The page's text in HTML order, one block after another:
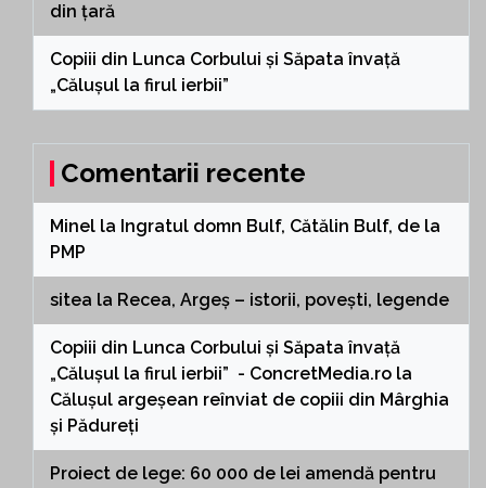
din țară
Copiii din Lunca Corbului și Săpata învață
„Călușul la firul ierbii”
Comentarii recente
Minel la Ingratul domn Bulf, Cătălin Bulf, de la
PMP
sitea la Recea, Argeș – istorii, povești, legende
Copiii din Lunca Corbului și Săpata învață
„Călușul la firul ierbii” - ConcretMedia.ro la
Călușul argeșean reînviat de copiii din Mârghia
și Pădureți
Proiect de lege: 60 000 de lei amendă pentru